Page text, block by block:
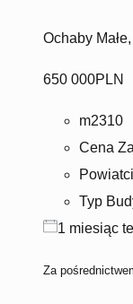
Ochaby
650 000PLN
m2310
Cena
Powiat
Typ
1 miesiąc
Za